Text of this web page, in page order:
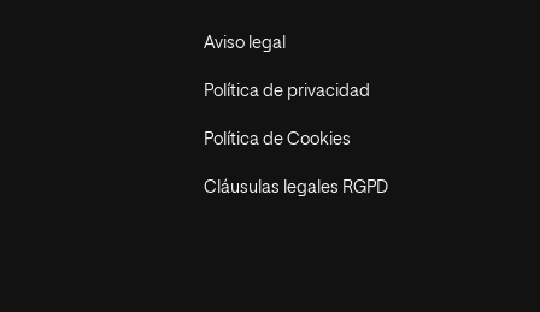
Aviso legal
Política de privacidad
Política de Cookies
Cláusulas legales RGPD